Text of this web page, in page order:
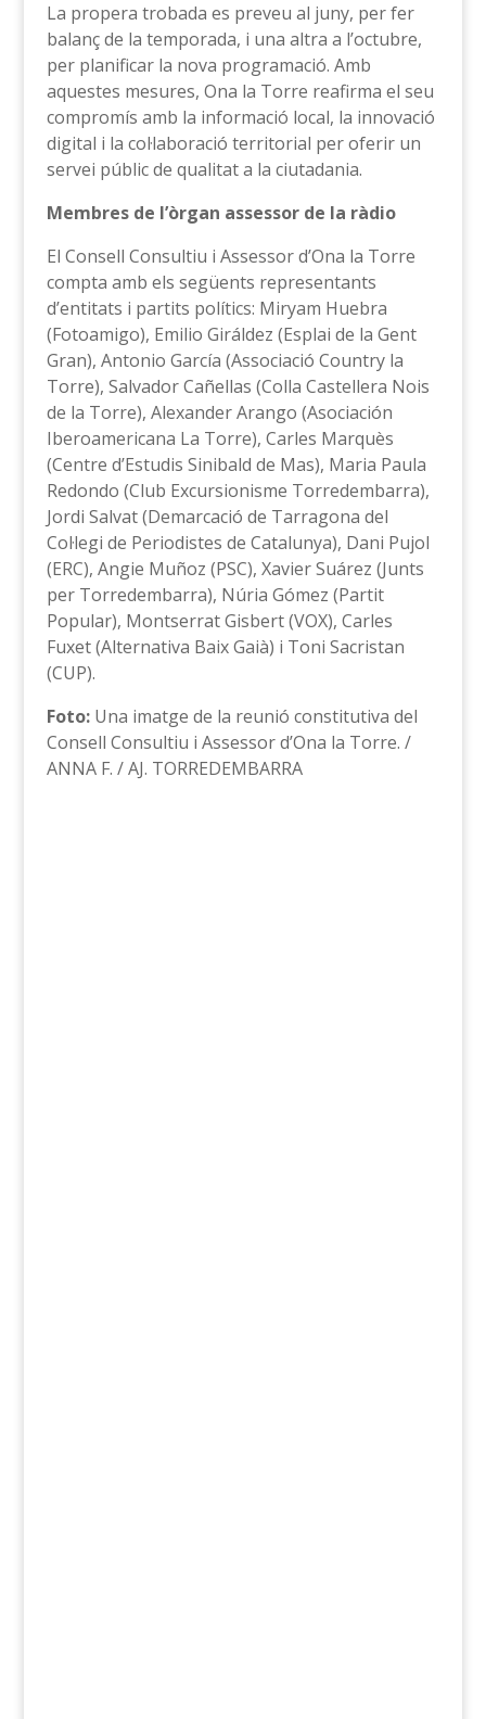
La propera trobada es preveu al juny, per fer
balanç de la temporada, i una altra a l’octubre,
per planificar la nova programació. Amb
aquestes mesures, Ona la Torre reafirma el seu
compromís amb la informació local, la innovació
digital i la col·laboració territorial per oferir un
servei públic de qualitat a la ciutadania.
Membres de l’òrgan assessor de la ràdio
El Consell Consultiu i Assessor d’Ona la Torre
compta amb els següents representants
d’entitats i partits polítics: Miryam Huebra
(Fotoamigo), Emilio Giráldez (Esplai de la Gent
Gran), Antonio García (Associació Country la
Torre), Salvador Cañellas (Colla Castellera Nois
de la Torre), Alexander Arango (Asociación
Iberoamericana La Torre), Carles Marquès
(Centre d’Estudis Sinibald de Mas), Maria Paula
Redondo (Club Excursionisme Torredembarra),
Jordi Salvat (Demarcació de Tarragona del
Col·legi de Periodistes de Catalunya), Dani Pujol
(ERC), Angie Muñoz (PSC), Xavier Suárez (Junts
per Torredembarra), Núria Gómez (Partit
Popular), Montserrat Gisbert (VOX), Carles
Fuxet (Alternativa Baix Gaià) i Toni Sacristan
(CUP).
Foto:Una imatge de la reunió constitutiva del
Consell Consultiu i Assessor d’Ona la Torre. /
ANNA F. / AJ. TORREDEMBARRA